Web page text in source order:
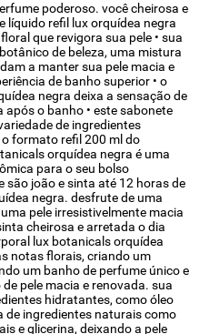
poderoso. você cheirosa e
líquido refil lux orquídea negra
que revigora sua pele • sua
de beleza, uma mistura
a manter sua pele macia e
de banho superior • o
negra deixa a sensação de
o banho • este sabonete
de ingredientes
o formato refil 200 ml do
orquídea negra é uma
para o seu bolso
são joão e sinta até 12 horas de
negra. desfrute de uma
pele irresistivelmente macia
cheirosa e arretada o dia
lux botanicals orquídea
notas florais, criando um
um banho de perfume único e
pele macia e renovada. sua
hidratantes, como óleo
de ingredientes naturais como
e glicerina, deixando a pele